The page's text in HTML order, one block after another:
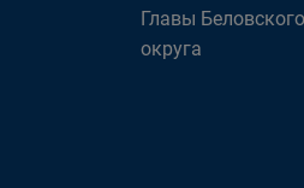
Главы
округа